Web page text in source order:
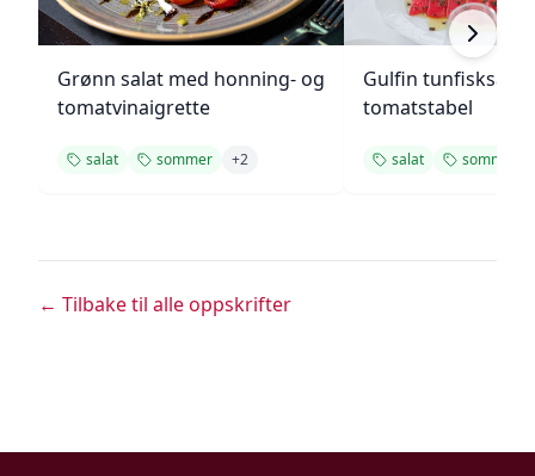
Grønn salat med honning- og
tomatvinaigrette
salat sommer +2
Gulfin tunfisksalat
tomatstabel
salat sommer
← Tilbake til alle oppskrifter